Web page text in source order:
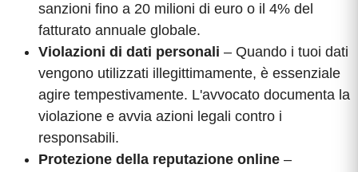
sanzioni fino a 20 milioni di euro o il 4% del
fatturato annuale globale.
Violazioni di dati personali – Quando i tuoi dati
vengono utilizzati illegittimamente, è essenziale
agire tempestivamente. L'avvocato documenta la
violazione e avvia azioni legali contro i
responsabili.
Protezione della reputazione online –